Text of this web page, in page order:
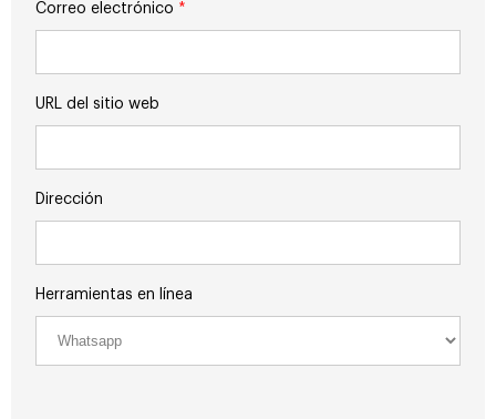
Correo electrónico *
URL del sitio web
Dirección
Herramientas en línea